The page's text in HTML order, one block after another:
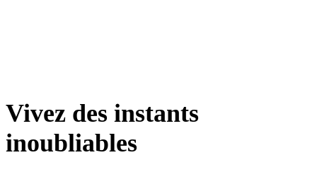
Vivez des instants
inoubliables